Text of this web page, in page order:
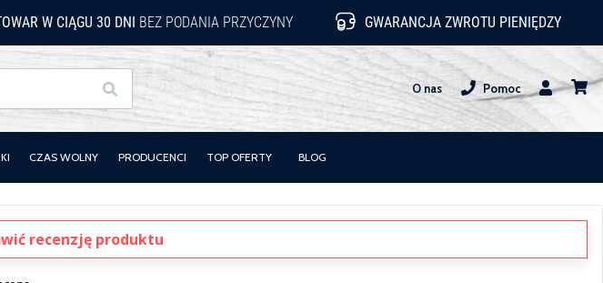
W CIĄGU 30 DNI BEZ PODANIA PRZYCZYNY GWARANCJA ZWROTU PIENIĘDZY
Szukaj O nas
Pomoc
Użytkownik
CZAS WOLNY PRODUCENCI TOP OFERTY BLOG
recenzję produktu